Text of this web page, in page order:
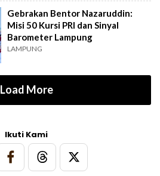
Gebrakan Bentor Nazaruddin:
Misi 50 Kursi PRI dan Sinyal
Barometer Lampung
LAMPUNG
Load More
Ikuti Kami